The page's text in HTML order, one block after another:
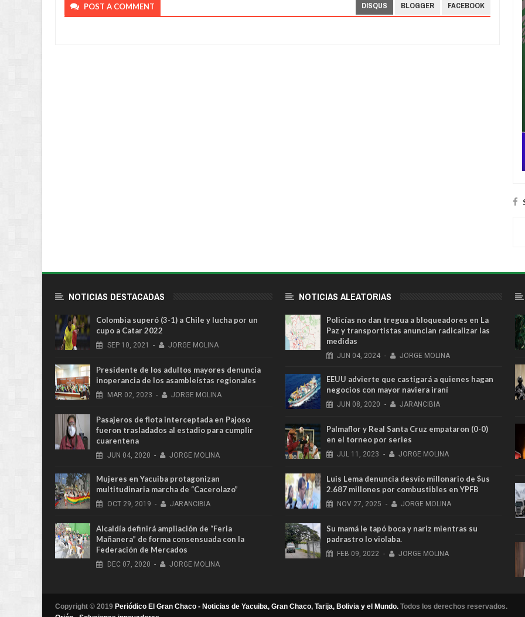
POST A COMMENT DISQUS BLOGGER FACEBOOK
NOTICIAS DESTACADAS
Colombia superó (3-1) a Chile y lucha por un
cupo a Catar 2022
SEP 10, 2021 - JORGE MOLINA
Presidente de los adultos mayores denuncia
inoperancia de los asambleístas regionales
MAR 02, 2023 - JORGE MOLINA
Pasajeros de flota interceptada en Pajoso
fueron trasladados al estadio para cumplir
cuarentena
JUN 04, 2020 - JORGE MOLINA
Mujeres en Yacuiba protagonizan
multitudinaria marcha de “Cacerolazo”
OCT 29, 2019 - JARANCIBIA
Alcaldía definirá ampliación de “Feria
Mañanera” de forma consensuada con la
Federación de Mercados
DEC 07, 2020 - JORGE MOLINA
NOTICIAS ALEATORIAS
Policías no dan tregua a bloqueadores en La
Paz y transportistas anuncian radicalizar las
medidas
JUN 04, 2024 - JORGE MOLINA
EEUU advierte que castigará a quienes hagan
negocios con mayor naviera iraní
JUN 08, 2020 - JARANCIBIA
Palmaflor y Real Santa Cruz empataron (0-0)
en el torneo por series
JUL 11, 2023 - JORGE MOLINA
Luis Lema denuncia desvío millonario de $us
2.687 millones por combustibles en YPFB
NOV 27, 2025 - JORGE MOLINA
Su mamá le tapó boca y nariz mientras su
padrastro lo violaba.
FEB 09, 2022 - JORGE MOLINA
Copyright © 2019 Periódico El Gran Chaco - Noticias de Yacuiba, Gran Chaco, Tarija, Bolivia y el Mundo. Todos los derechos reservados.